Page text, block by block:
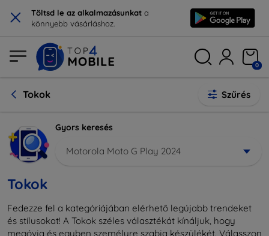
× Töltsd le az alkalmazásunkat a
könnyebb vásárláshoz.
0
Tokok Szűrés
Gyors keresés
Motorola Moto G Play 2024
Tokok
Fedezze fel a kategóriájában elérhető legújabb trendeket
és stílusokat! A Tokok széles választékát kínáljuk, hogy
megóvja és egyben személyre szabja készülékét. Válasszon